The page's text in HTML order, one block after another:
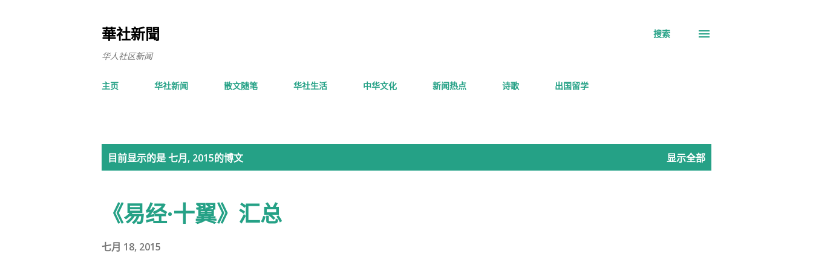
華社新聞
华人社区新闻
搜索
主页 华社新闻 散文随笔 华社生活 中华文化 新闻热点 诗歌 出国留学
目前显示的是 七月, 2015的博文 显示全部
《易经·十翼》汇总
七月 18, 2015